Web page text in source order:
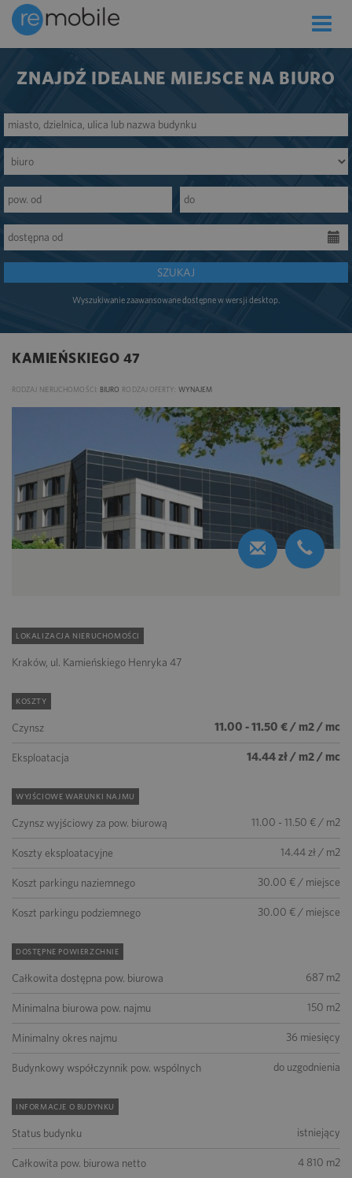
Toggle
ZNAJDŹ IDEALNE MIEJSCE NA BIURO
SZUKAJ
Wyszukiwanie zaawansowane dostępne w wersji desktop.
KAMIEŃSKIEGO 47
RODZAJ NIERUCHOMOŚCI: BIURO RODZAJ OFERTY: WYNAJEM
LOKALIZACJA NIERUCHOMOŚCI
Kraków, ul. Kamieńskiego Henryka 47
KOSZTY
Czynsz 11.00 - 11.50 € / m2 / mc
Eksploatacja 14.44 zł / m2 / mc
WYJŚCIOWE WARUNKI NAJMU
Czynsz wyjściowy za pow. biurową 11.00 - 11.50 € / m2
Koszty eksploatacyjne 14.44 zł / m2
Koszt parkingu naziemnego 30.00 € / miejsce
Koszt parkingu podziemnego 30.00 € / miejsce
DOSTĘPNE POWIERZCHNIE
Całkowita dostępna pow. biurowa 687 m2
Minimalna biurowa pow. najmu 150 m2
Minimalny okres najmu 36 miesięcy
Budynkowy współczynnik pow. wspólnych do uzgodnienia
INFORMACJE O BUDYNKU
Status budynku istniejący
Całkowita pow. biurowa netto 4 810 m2